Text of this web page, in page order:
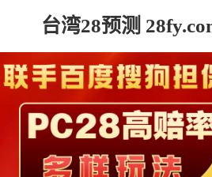
台湾28预测